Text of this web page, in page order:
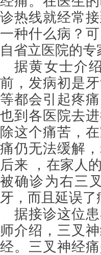
诊热线就经常
一种什么病？
自省立医院的
据黄女士介
前，发病初是
等都会引起疼
也到各医院去
除这个痛苦，
痛仍无法缓解
后来 ，在家人
被确诊为右三
牙，而且延误了
据接诊这位
师介绍，三叉
经。三叉神经